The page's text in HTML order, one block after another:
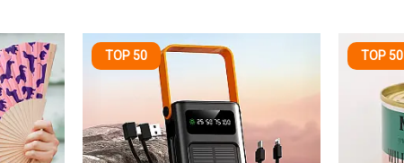
TOP 50 TOP 50